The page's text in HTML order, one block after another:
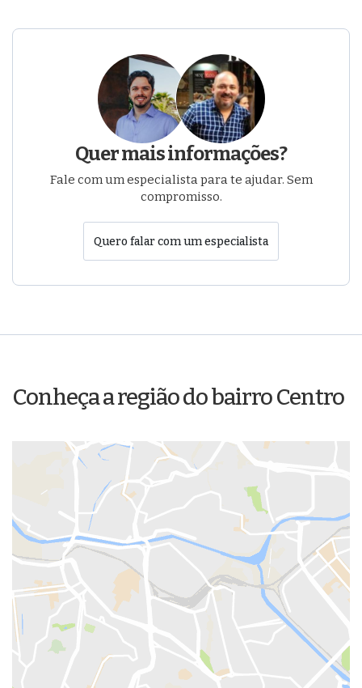
Quer mais informações?
Fale com um especialista para te ajudar. Sem
compromisso.
Quero falar com um especialista
Conheça a região do bairro Centro